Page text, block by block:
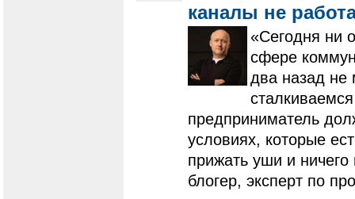
каналы не
«Сегодня ни
сфере
два назад не
предприниматель
условиях, которые
прижать уши и
блогер, эксперт по